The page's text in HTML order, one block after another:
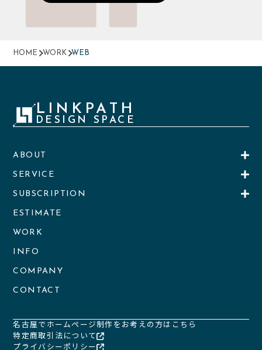
HOME WORK WEB
LINKPATH
DESIGN SPACE
ABOUT
SERVICE
SUBSCRIPTION
ESTIMATE
WORK
INFO
COMPANY
CONTACT
名古屋でホームページ制作をお考えの方はこちら
特定商取引法について
プライバシーポリシー